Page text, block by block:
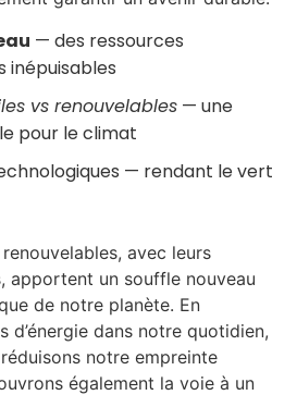
— des ressources
inépuisables
vs renouvelables — une
pour le climat
— rendant le vert
avec leurs
apportent un souffle nouveau
de notre planète. En
d’énergie dans notre quotidien,
notre empreinte
également la voie à un